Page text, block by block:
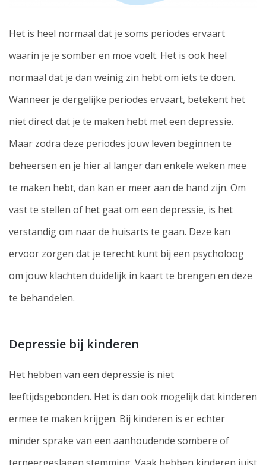
Het is heel normaal dat je soms periodes ervaart
waarin je je somber en moe voelt. Het is ook heel
normaal dat je dan weinig zin hebt om iets te doen.
Wanneer je dergelijke periodes ervaart, betekent het
niet direct dat je te maken hebt met een depressie.
Maar zodra deze periodes jouw leven beginnen te
beheersen en je hier al langer dan enkele weken mee
te maken hebt, dan kan er meer aan de hand zijn. Om
vast te stellen of het gaat om een depressie, is het
verstandig om naar de huisarts te gaan. Deze kan
ervoor zorgen dat je terecht kunt bij een psycholoog
om jouw klachten duidelijk in kaart te brengen en deze
te behandelen.
Depressie bij kinderen
Het hebben van een depressie is niet
leeftijdsgebonden. Het is dan ook mogelijk dat kinderen
ermee te maken krijgen. Bij kinderen is er echter
minder sprake van een aanhoudende sombere of